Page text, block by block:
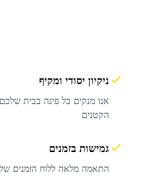
ניקיון יסודי ומקיף
אנו מנקים כל פינה בבית
הקטנים
גמישות בזמנים
התאמה מלאה ללוח הזמנים